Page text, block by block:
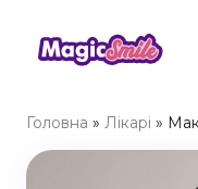
Головна » Лікарі »